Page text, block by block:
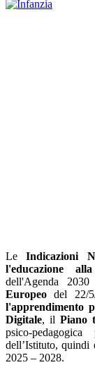
LeIndicazioni
l'educazione
dell'Agenda
Europeo del 22/
l'apprendimento
Digitale, il Piano
psico-
dell’Istituto, quindi
2025 – 2028.